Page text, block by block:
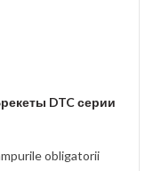
DTC серии
obligatorii